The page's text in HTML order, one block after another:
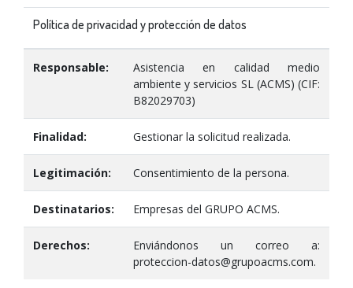
Política de privacidad y protección de datos
Responsable:
Asistencia en calidad medio
ambiente y servicios SL (ACMS) (CIF:
B82029703)
Finalidad: Gestionar la solicitud realizada.
Legitimación: Consentimiento de la persona.
Destinatarios: Empresas del GRUPO ACMS.
Derechos:
Enviándonos un correo a:
proteccion-datos@grupoacms.com.